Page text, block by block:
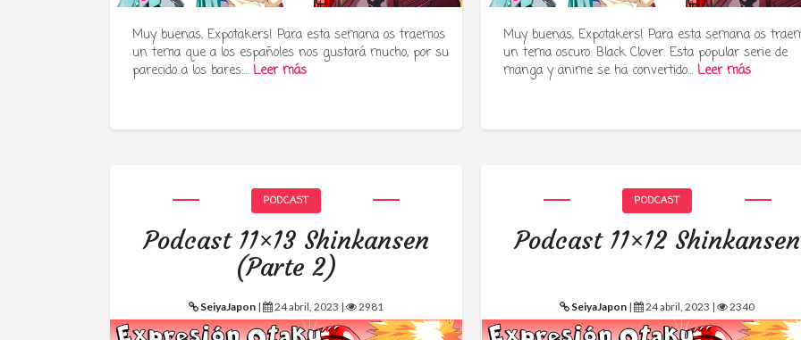
Muy buenas, Expotakers! Para esta semana os traemos
un tema que a los españoles nos gustará mucho, por su
parecido a los bares:…Leer más
Muy buenas, Expotakers! Para esta semana os
un tema oscuro: Black Clover. Esta popular serie de
manga y anime se ha convertido…Leer más
PODCAST
Podcast 11×13 Shinkansen
(Parte 2)
SeiyaJapon | 24 abril, 2023 | 2981
PODCAST
Podcast 11×12 Shinkansen
SeiyaJapon | 24 abril, 2023 | 2340